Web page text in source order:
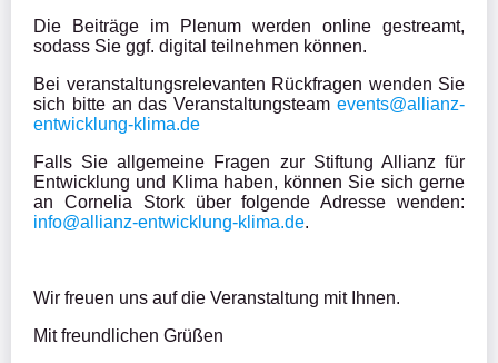
Die Beiträge im Plenum werden online gestreamt,
sodass Sie ggf. digital teilnehmen können.
Bei veranstaltungsrelevanten Rückfragen wenden Sie
sich bitte an das Veranstaltungsteam events@allianz-
entwicklung-klima.de
Falls Sie allgemeine Fragen zur Stiftung Allianz für
Entwicklung und Klima haben, können Sie sich gerne
info@allianz-entwicklung-klima.de.
Wir freuen uns auf die Veranstaltung mit Ihnen.
Mit freundlichen Grüßen